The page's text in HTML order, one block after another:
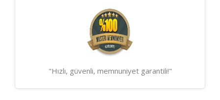
"Hızlı, güvenli, memnuniyet garantili!"